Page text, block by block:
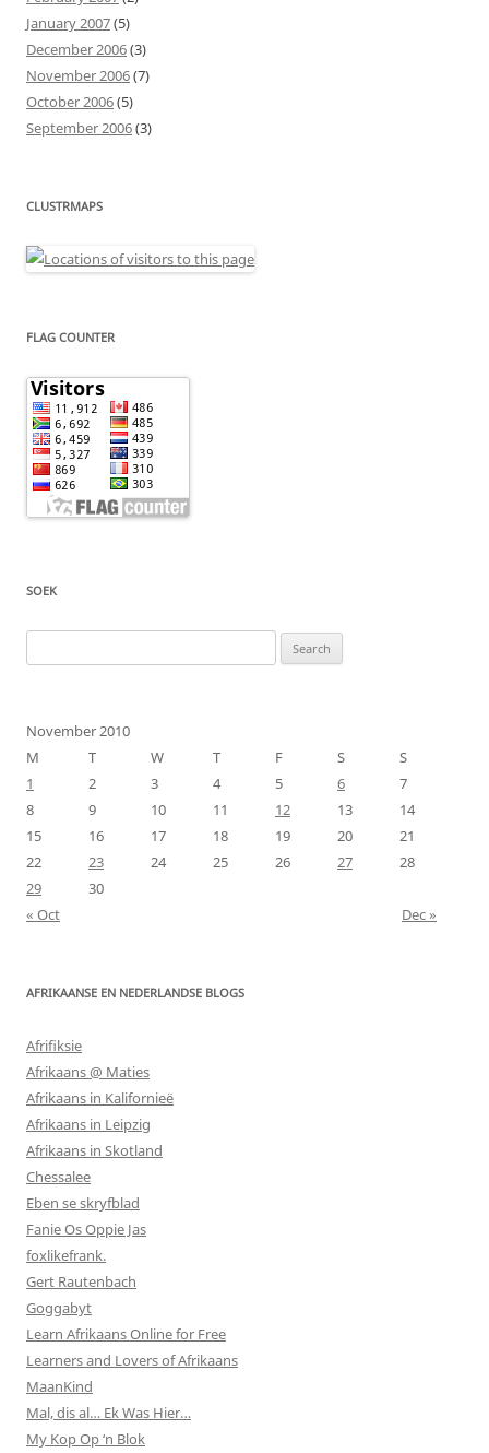
January 2007(5)
December 2006(3)
November 2006(7)
October 2006(5)
September 2006(3)
CLUSTRMAPS
FLAG COUNTER
SOEK
for:
November 2010
M
T W T F S
S
1
2 3 4 5 6
7
8
9 10 11 12 13
14
15
16 17 18 19 20
21
22
23 24 25 26 27
28
29
30
« Oct
Dec »
AFRIKAANSE EN NEDERLANDSE BLOGS
Afrifiksie
Afrikaans @ Maties
Afrikaans in Kalifornieë
Afrikaans in Leipzig
Afrikaans in Skotland
Chessalee
Eben se skryfblad
Fanie Os Oppie Jas
foxlikefrank.
Gert Rautenbach
Goggabyt
Learn Afrikaans Online for Free
Learners and Lovers of Afrikaans
MaanKind
Mal, dis al… Ek Was Hier…
My Kop Op ‘n Blok